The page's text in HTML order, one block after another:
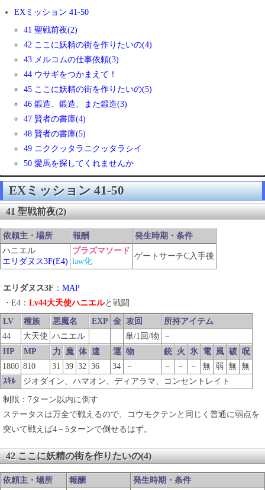
EXミッション 41-50
41 聖戦前夜(2)
42 ここに妖精の街を作りたいの(4)
43 メルコムの仕事依頼(3)
44 ウサギをつかまえて！
45 ここに妖精の街を作りたいの(5)
46 鍛造、鍛造、また鍛造(3)
47 賢者の書庫(4)
48 賢者の書庫(5)
49 ニククッタラニクッタラシイ
50 愛馬を探してくれませんか
EXミッション 41-50
41 聖戦前夜(2)
依頼主・場所 報酬
発生時期・条件
ハニエル
エリダヌス3F(E4)
プラズマソード
law化
ゲートサーチC入手後
エリダヌス3F ： MAP
・E4： Lv44大天使ハニエルと戦闘
LV 種族 悪魔名 EXP 金 攻回
所持アイテム
44
大天使 ハニエル 単/1回/物
－
HP
MP 力 魔 体 速 運 物 銃 火 氷 電 風 破 呪
1800 810 31 39 32 36 34 － － － － 無 弱 無 無
ｽｷﾙ
ジオダイン、ハマオン、ディアラマ、コンセントレイト
制限：7ターン以内に倒す
ステータスは万全で戦えるので、コウモクテンと同じく普通に弱点を
突いて戦えば4～5ターンで倒せるはず。
42 ここに妖精の街を作りたいの(4)
依頼主・場所 報酬
発生時期・条件